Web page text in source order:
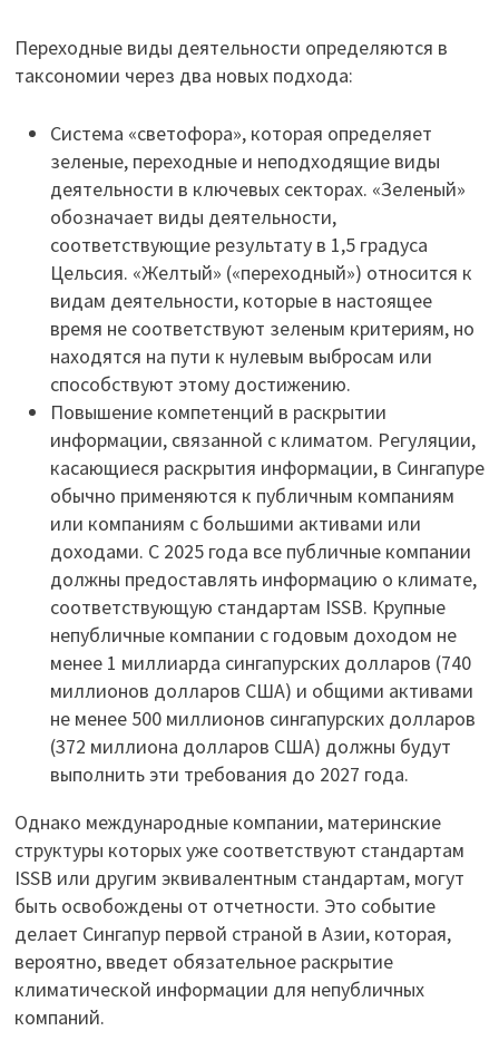
Переходные виды деятельности определяются в
таксономии через два новых подхода:
Система «светофора», которая определяет
зеленые, переходные и неподходящие виды
деятельности в ключевых секторах. «Зеленый»
обозначает виды деятельности,
соответствующие результату в 1,5 градуса
Цельсия. «Желтый» («переходный») относится к
видам деятельности, которые в настоящее
время не соответствуют зеленым критериям, но
находятся на пути к нулевым выбросам или
способствуют этому достижению.
Повышение компетенций в раскрытии
информации, связанной с климатом. Регуляции,
касающиеся раскрытия информации, в Сингапуре
обычно применяются к публичным компаниям
или компаниям с большими активами или
доходами. С 2025 года все публичные компании
должны предоставлять информацию о климате,
соответствующую стандартам ISSB. Крупные
непубличные компании с годовым доходом не
менее 1 миллиарда сингапурских долларов (740
миллионов долларов США) и общими активами
не менее 500 миллионов сингапурских долларов
(372 миллиона долларов США) должны будут
выполнить эти требования до 2027 года.
Однако международные компании, материнские
структуры которых уже соответствуют стандартам
ISSB или другим эквивалентным стандартам, могут
быть освобождены от отчетности. Это событие
делает Сингапур первой страной в Азии, которая,
вероятно, введет обязательное раскрытие
климатической информации для непубличных
компаний.